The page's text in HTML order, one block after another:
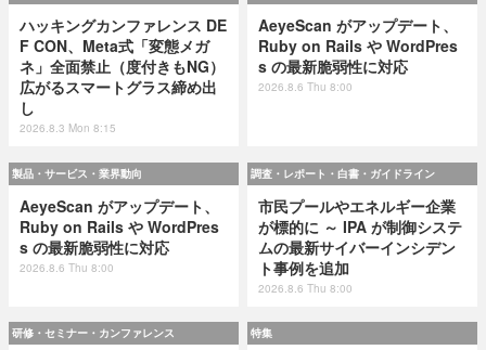
ハッキングカンファレンス DE
F CON、Meta式「変態メガ
ネ」全面禁止（度付きもNG）
広がるスマートグラス締め出
し
2026.8.3 Mon 8:15
AeyeScan がアップデート、
Ruby on Rails や WordPres
s の最新脆弱性に対応
2026.8.6 Thu 8:00
製品・サービス・業界動向
AeyeScan がアップデート、
Ruby on Rails や WordPres
s の最新脆弱性に対応
2026.8.6 Thu 8:00
調査・レポート・白書・ガイドライン
市民プールやエネルギー企業
が標的に ～ IPA が制御システ
ムの最新サイバーインシデン
ト事例を追加
2026.8.6 Thu 8:00
研修・セミナー・カンファレンス 特集